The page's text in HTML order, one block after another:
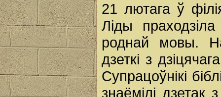
21 лютага ў
Ліды
роднай мовы.
дзеткі з
Супрацоўнікі
знаёмілі дзетак